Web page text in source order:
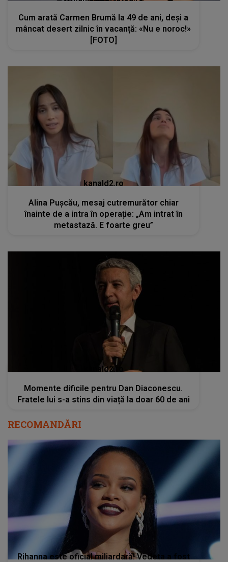
Cum arată Carmen Brumă la 49 de ani, deși a
mâncat desert zilnic în vacanță: «Nu e noroc!»
[FOTO]
kanald2.ro
Alina Pușcău, mesaj cutremurător chiar
înainte de a intra în operație: „Am intrat în
metastază. E foarte greu”
kanald2.ro
Momente dificile pentru Dan Diaconescu.
Fratele lui s-a stins din viață la doar 60 de ani
RECOMANDĂRI
Rihanna este oficial miliardară! Vedeta a fost